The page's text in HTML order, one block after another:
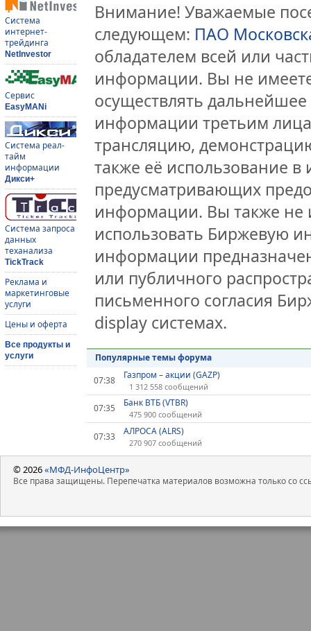
Система
интернет-
трейдинга
NetInvestor
Сервис
EasyMANi
Система реал-
тайм
информации
Дикси+
Система запроса
данных
теханализа
TickTrack
Реклама и
маркетинговые
услуги
Цены и оферта
Все продукты и
услуги
Внимание! Уважаемые
следующем: ПАО
обладателем всей или
информации. Вы не
осуществлять
информации третьим
трансляцию,
также её использование
предусматривающих
информации. Вы также не
использовать Биржевую
информации
или публичного
письменного согласия
display системах.
Популярные темы форума
07:38
Газпром – акции (GAZP)
1 312 558 сообщений
07:35 Банк ВТБ (VTBR)
475 900 сообщений
07:33 АЛРОСА (ALRS)
270 907 сообщений
© 2026«МФД-ИнфоЦентр»
Все права защищены. Перепечатка материалов возможна только со